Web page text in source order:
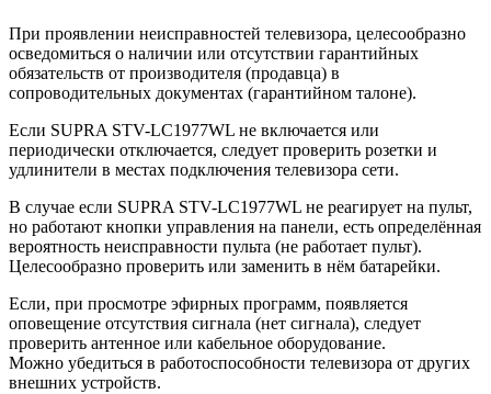
При проявлении неисправностей телевизора, целесообразно
осведомиться о наличии или отсутствии гарантийных
обязательств от производителя (продавца) в
сопроводительных документах (гарантийном талоне).
Если SUPRA STV-LC1977WL не включается или
периодически отключается, следует проверить розетки и
удлинители в местах подключения телевизора сети.
В случае если SUPRA STV-LC1977WL не реагирует на пульт,
но работают кнопки управления на панели, есть определённая
вероятность неисправности пульта (не работает пульт).
Целесообразно проверить или заменить в нём батарейки.
Если, при просмотре эфирных программ, появляется
оповещение отсутствия сигнала (нет сигнала), следует
проверить антенное или кабельное оборудование.
Можно убедиться в работоспособности телевизора от других
внешних устройств.